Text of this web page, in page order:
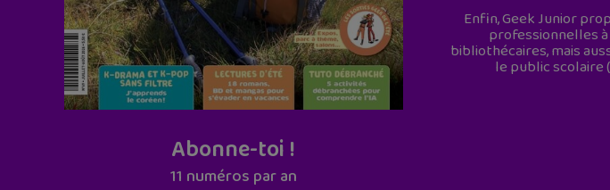
Abonne-toi !
11 numéros par an
Enfin, Geek Junior
professionnelles
bibliothécaires, mais
le public scolaire